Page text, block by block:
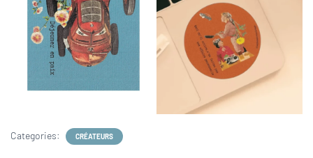
Categories: CRÉATEURS